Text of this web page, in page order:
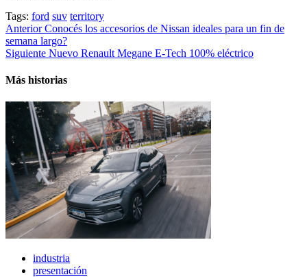
Tags: ford suv territory
Post
navigation
AnteriorConocés los accesorios de Nissan ideales para un fin de
semana largo?
Siguiente Nuevo Renault Megane E-Tech 100% eléctrico
Más historias
industria
presentación